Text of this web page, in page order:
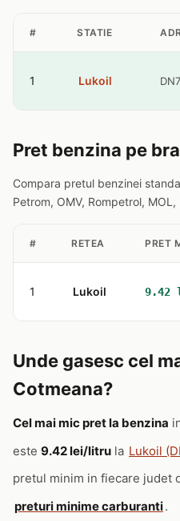
# STATIE
1 Lukoil
Pret benzina pe
Compara pretul benzinei
Petrom, OMV, Rompetrol, MOL,
# RETEA PRET
1 Lukoil 9.42
Unde gasesc cel
Cotmeana?
Cel mai mic pret la benzina
este 9.42 lei/litru la Lukoil
pretul minim in fiecare judet
preturi minime carburanti.